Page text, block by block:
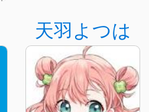
天羽よつは